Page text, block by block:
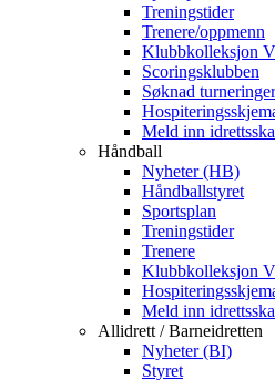
Treningstider
Trenere/oppmenn
Klubbkolleksjon
Scoringsklubben
Søknad turneringer
Meld inn
Håndball
Nyheter (HB)
Håndballstyret
Sportsplan
Treningstider
Trenere
Klubbkolleksjon
Meld inn
Allidrett / Barneidretten
Nyheter (BI)
Styret